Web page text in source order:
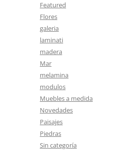
Featured
Flores
galeria
laminati
madera
Mar
melamina
modulos
Muebles a medida
Novedades
Paisajes
Piedras
Sin categoría